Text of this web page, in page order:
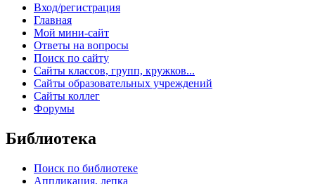
Вход/регистрация
Главная
Мой мини-сайт
Ответы на вопросы
Поиск по сайту
Сайты классов, групп, кружков...
Сайты образовательных учреждений
Сайты коллег
Форумы
Библиотека
Поиск по библиотеке
Аппликация, лепка